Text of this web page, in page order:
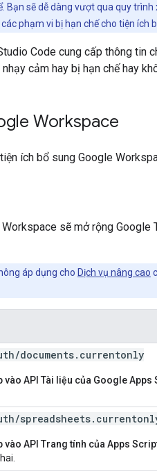
Bạn sẽ dễ dàng vượt qua quy
phạm vi bị hạn chế cho tiện ích
Code cung cấp thông tin
cảm hay bị hạn chế hay
Workspace
ích bổ sung Google
sẽ mở rộng Google
áp dụng cho Dịch vụ nâng cao
/documents. currentonly
vào API Tài liệu của Google Apps
/spreadsheets.
vào API Trang tính của Apps